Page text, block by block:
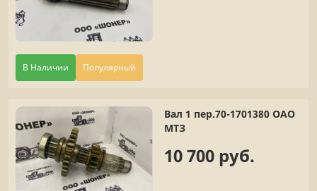
В Наличии Популярный
Вал 1 пер.70-1701380 ОАО
МТЗ
10 700 руб.